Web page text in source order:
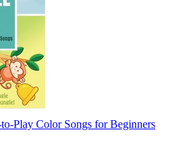
Play Color Songs for Beginners